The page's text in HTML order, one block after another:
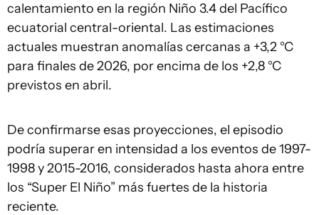
calentamiento en la región Niño 3.4 del Pacífico
ecuatorial central-oriental. Las estimaciones
actuales muestran anomalías cercanas a +3,2 °C
para finales de 2026, por encima de los +2,8 °C
previstos en abril.
De confirmarse esas proyecciones, el episodio
podría superar en intensidad a los eventos de 1997-
1998 y 2015-2016, considerados hasta ahora entre
los “Super El Niño” más fuertes de la historia
reciente.